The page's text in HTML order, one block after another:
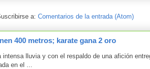
a: Comentarios de la entrada (Atom)
400 metros; karate gana 2 oro
lluvia y con el respaldo de una afición
en el ...